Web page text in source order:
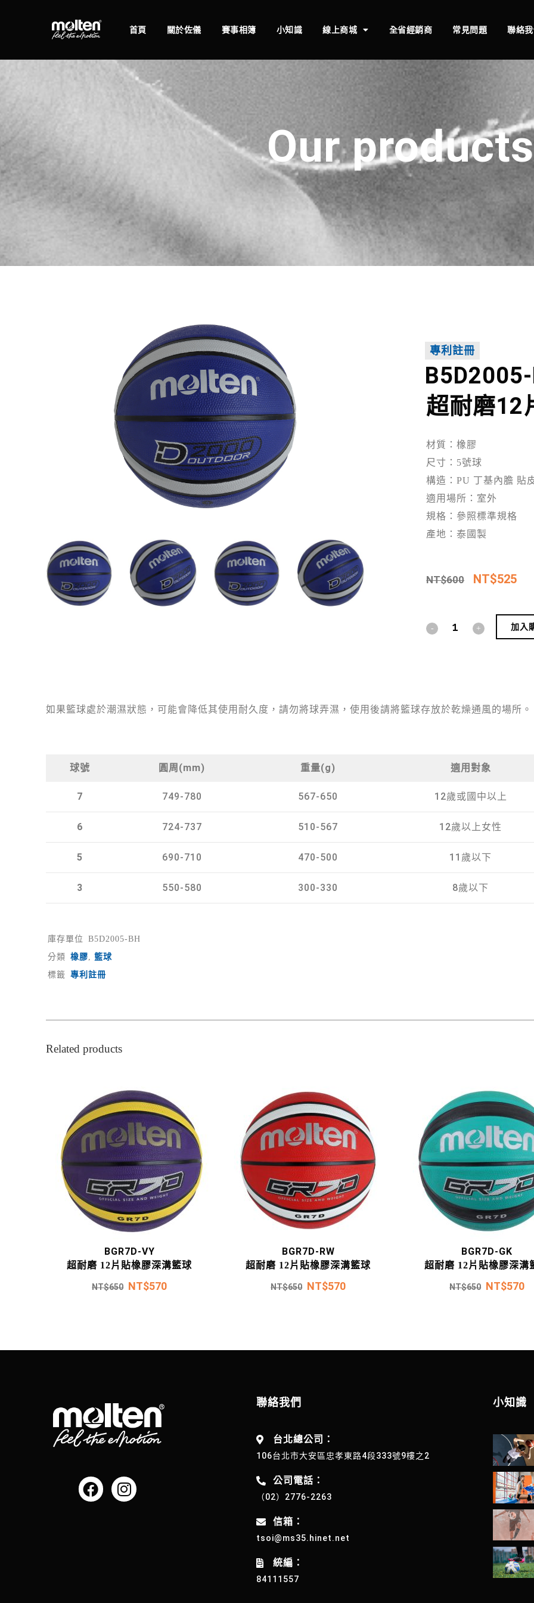
首頁 關於佐儀 賽事相簿 小知識 線上商城 全省經銷商 常見問題 聯絡我
Our products
專利註冊
超耐磨12
材質：橡膠
尺寸：5號球
構造：PU 丁基內膽 貼
適用場所：室外
規格：參照標準規格
產地：泰國製
NT$600 NT$525
加入
如果籃球處於潮濕狀態，可能會降低其使用耐久度，請勿將球弄濕，使用後請將籃球存放於乾燥通風的場所。
球號 圓周(mm) 重量(g) 適用對象
7 749-780 567-650 12歲或國中以上
6 724-737 510-567 12歲以上女性
5 690-710 470-500 11歲以下
3 550-580 300-330 8歲以下
庫存單位
B5D2005-BH
分類
橡膠 ,籃球
標籤
專利註冊
Related products
BGR7D-VY
超耐磨 12片貼橡膠深溝籃球
NT$650 NT$570
BGR7D-RW
超耐磨 12片貼橡膠深溝籃球
NT$650 NT$570
BGR7D-GK
超耐磨 12片貼橡膠深溝
NT$650 NT$570
聯絡我們
台北總公司：
106台北市大安區忠孝東路4段333號9樓之2
公司電話：
（02）2776-2263
信箱：
tsoi@ms35.hinet.net
統編：
84111557
小知識